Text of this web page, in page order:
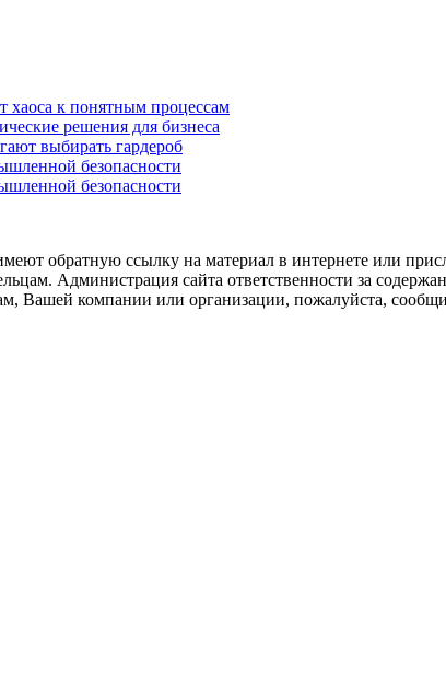
хаоса к понятным процессам
решения для бизнеса
выбирать гардероб
безопасности
безопасности
обратную ссылку на материал в интернете или
Администрация сайта ответственности за
Вашей компании или организации, пожалуйста,